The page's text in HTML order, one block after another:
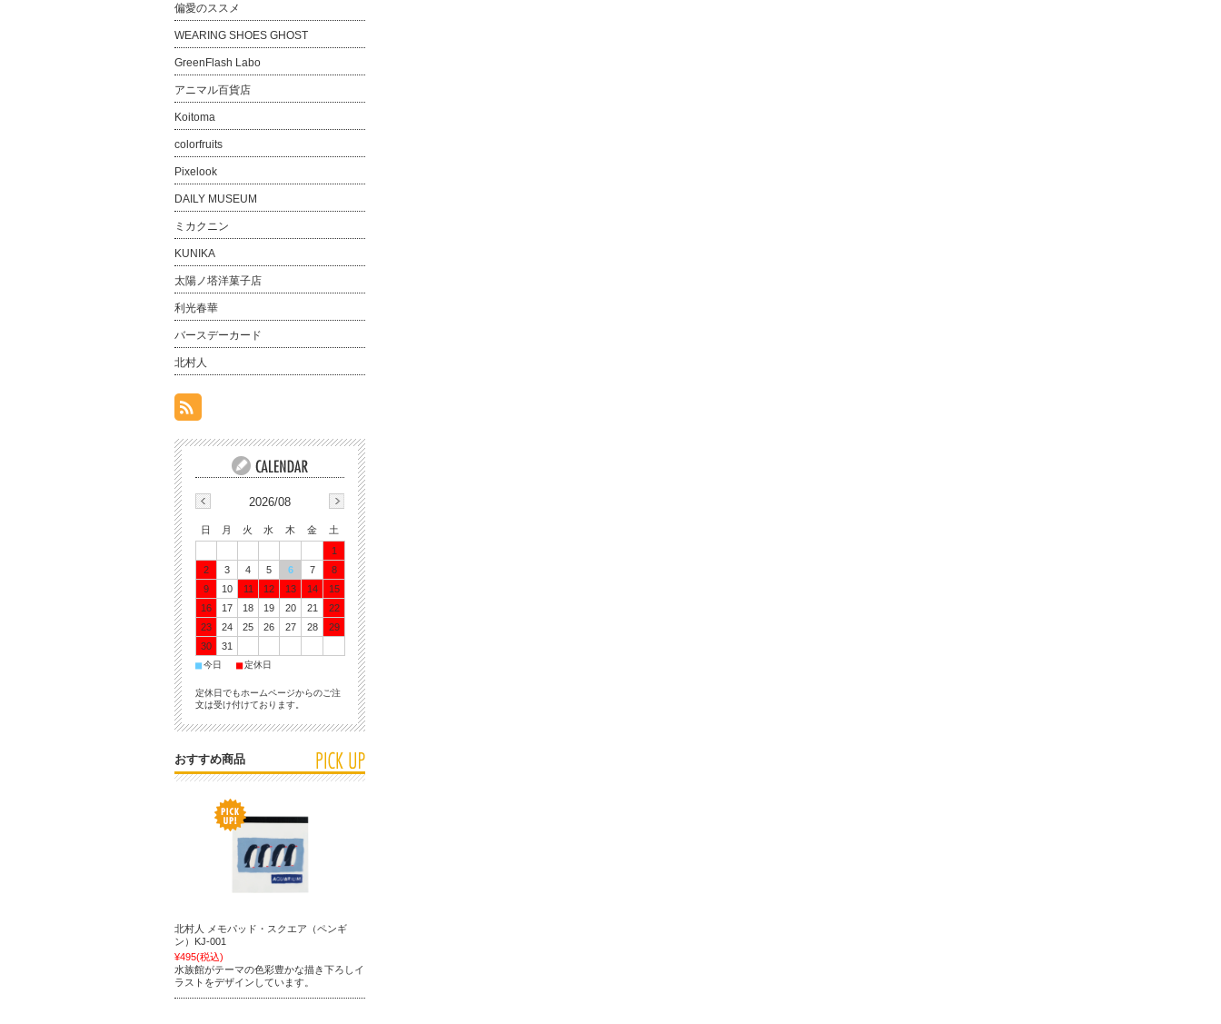
偏愛のススメ
WEARING SHOES GHOST
GreenFlash Labo
アニマル百貨店
Koitoma
colorfruits
Pixelook
DAILY MUSEUM
ミカクニン
KUNIKA
太陽ノ塔洋菓子店
利光春華
バースデーカード
北村人
2026/08
日 月 火 水 木 金
土
1
2
3 4 5 6 7
8
9
10 11 12 13 14
15
16
17 18 19 20 21
22
23
24 25 26 27 28
29
30
31
■今日 ■定休日
定休日でもホームページからのご注
文は受け付けております。
おすすめ商品
北村人 メモパッド・スクエア（ペンギ
ン）KJ-001
¥495(税込)
水族館がテーマの色彩豊かな描き下ろしイ
ラストをデザインしています。